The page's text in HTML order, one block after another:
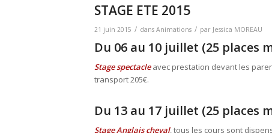
STAGE ETE 2015
21 juin 2015 / dans Animations / par Jessica MOREAU
Du 06 au 10 juillet (25 places
Stage spectacleavec prestation devant les
transport 205€.
Du 13 au 17 juillet (25 places
Stage Anglais cheval, tous les cours sont